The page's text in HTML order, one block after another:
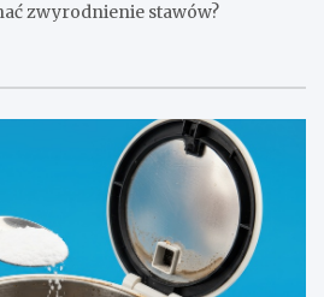
zwyrodnienie stawów?